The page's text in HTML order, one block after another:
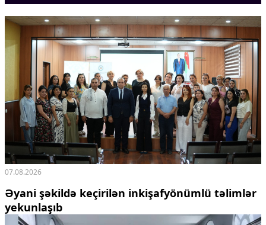
07.08.2026
Əyani şəkildə keçirilən inkişafyönümlü təlimlər
yekunlaşıb